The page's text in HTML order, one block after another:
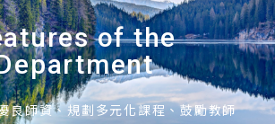
of the
良師資、規劃多元化課程、鼓勵教師